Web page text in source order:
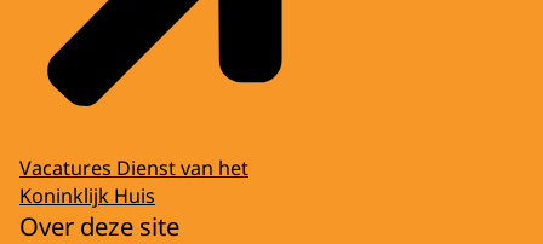
Vacatures Dienst van het
Koninklijk Huis
Over deze site